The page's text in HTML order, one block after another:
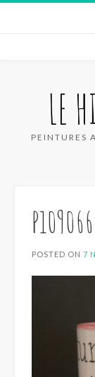
Skip
LE
PEINTURES
POSTED ON 7